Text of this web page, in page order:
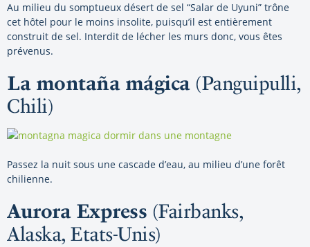
Au milieu du somptueux désert de sel “Salar de Uyuni” trône
cet hôtel pour le moins insolite, puisqu’il est entièrement
construit de sel. Interdit de lécher les murs donc, vous êtes
prévenus.
La montaña mágica(Panguipulli,
Chili)
Passez la nuit sous une cascade d’eau, au milieu d’une forêt
chilienne.
Aurora Express (Fairbanks,
Alaska, Etats-Unis)